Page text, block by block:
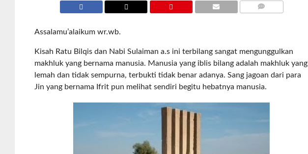
Assalamu’alaikum wr.wb.
Kisah Ratu Bilqis dan Nabi Sulaiman a.s ini terbilang sangat mengunggulkan
makhluk yang bernama manusia. Manusia yang iblis bilang adalah makhluk yang
lemah dan tidak sempurna, terbukti tidak benar adanya. Sang jagoan dari para
Jin yang bernama Ifrit pun melihat sendiri begitu hebatnya manusia.